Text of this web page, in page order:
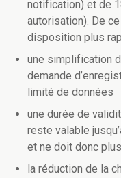
notification) et de
autorisation). De
disposition plus
une simplification
demande
limité de données
une durée de
reste valable
et ne doit donc
la réduction de la